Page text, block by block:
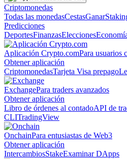
Criptomonedas
Todas las monedasCestasGanar
Predicciones
DeportesFinanzasElecciones
Aplicación Crypto.comPara usuarios
Obtener aplicación
CriptomonedasTarjeta Visa prepago
ExchangePara traders avanzados
Obtener aplicación
Libro de órdenes al contadoAPI de
CLITradingView
OnchainPara entusiastas de Web3
Obtener aplicación
IntercambiosStakeExaminar DApps